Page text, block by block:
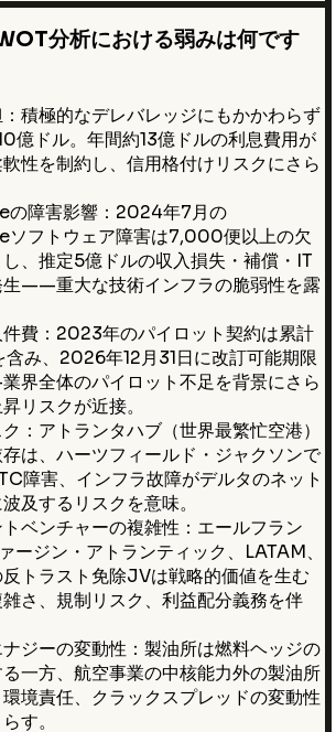
分析における弱みは何です
積極的なデレバレッジにもかかわらず
億ドル。年間約13億ドルの利息費用が
性を制約し、信用格付けリスクにさら
障害影響：2024年7月の
フトウェア障害は7,000便以上の欠
、推定5億ドルの収入損失・補償・IT
生——重大な技術インフラの脆弱性を露
費：2023年のパイロット契約は累計
み、2026年12月31日に改訂可能期限
界全体のパイロット不足を背景にさら
リスクが近接。
：アトランタハブ（世界最繁忙空港）
は、ハーツフィールド・ジャクソンで
障害、インフラ故障がデルタのネット
及するリスクを意味。
ベンチャーの複雑性：エールフラン
ージン・アトランティック、LATAM、
トラスト免除JVは戦略的価値を生む
さ、規制リスク、利益配分義務を伴
ジーの変動性：製油所は燃料ヘッジの
一方、航空事業の中核能力外の製油所
境責任、クラックスプレッドの変動性
す。